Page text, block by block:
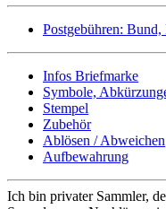
Postgebühren:
Infos Briefmarke
Symbole,
Stempel
Zubehör
Ablösen / Abweichen
Aufbewahrung
Ich bin privater Sammler,